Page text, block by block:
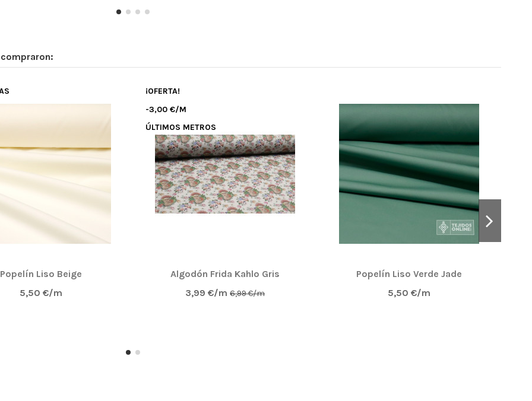
la tela es muy bonita, el color es como se mostraba en la foto y llegó super rápido! Seguiré comprando
para hacer mandilones para el cole. Y además, no arruga al lavar!!!
Popelín Liso Beige
5,50 €/m
¡OFERTA!
-3,00 €/M
ÚLTIMOS METROS
Algodón Frida Kahlo Gris
3,99 €/m 6,99 €/m
Popelín Liso Verde Jade
5,50 €/m